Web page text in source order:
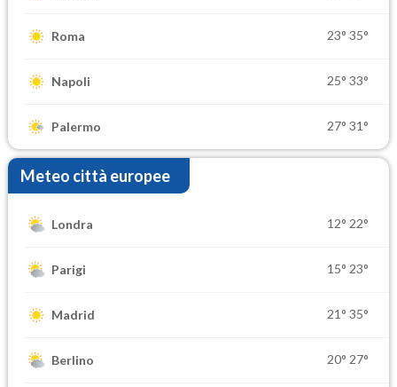
Roma 23° 35°
Napoli 25° 33°
Palermo 27° 31°
Meteo città europee
Londra 12° 22°
Parigi 15° 23°
Madrid 21° 35°
Berlino 20° 27°